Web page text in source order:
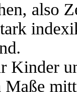
also
Kinder
Maße